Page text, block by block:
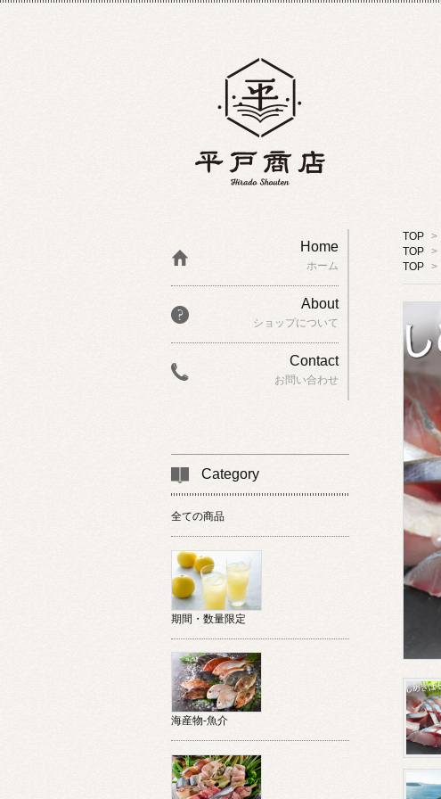
TOP >
TOP >
TOP >
Home
ホーム
About
ショップについて
Contact
お問い合わせ
Category
全ての商品
期間・数量限定
海産物-魚介